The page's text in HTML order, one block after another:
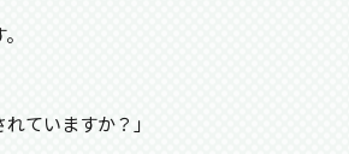
ていますか？」